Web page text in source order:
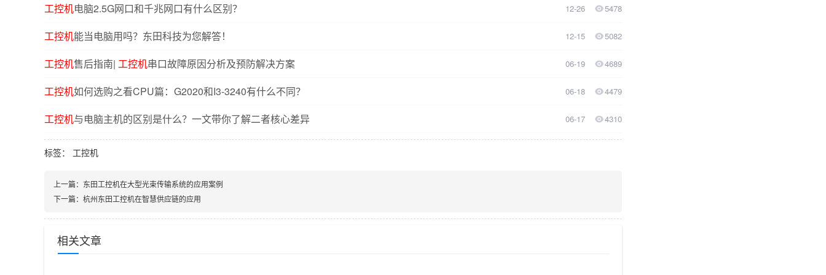
工控机电脑2.5G网口和千兆网口有什么区别？ 12-26 5478
工控机能当电脑用吗？东田科技为您解答！ 12-15 5082
工控机售后指南| 工控机串口故障原因分析及预防解决方案 06-19 4689
工控机如何选购之看CPU篇：G2020和I3-3240有什么不同？ 06-18 4479
工控机与电脑主机的区别是什么？一文带你了解二者核心差异 06-17 4310
标签： 工控机
上一篇： 东田工控机在大型光束传输系统的应用案例
下一篇： 杭州东田工控机在智慧供应链的应用
相关文章